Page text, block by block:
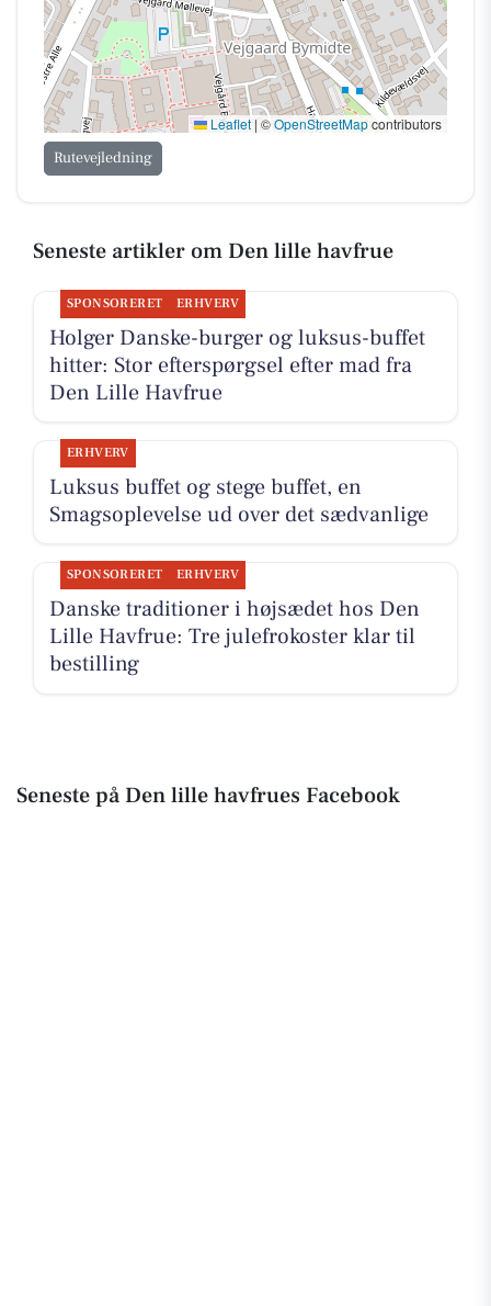
Leaflet | ©OpenStreetMapcontributors
Rutevejledning
Seneste artikler om Den lille havfrue
SPONSORERET ERHVERV
Holger Danske-burger og luksus-buffet
hitter: Stor efterspørgsel efter mad fra
Den Lille Havfrue
ERHVERV
Luksus buffet og stege buffet, en
Smagsoplevelse ud over det sædvanlige
SPONSORERET ERHVERV
Danske traditioner i højsædet hos Den
Lille Havfrue: Tre julefrokoster klar til
bestilling
Seneste på Den lille havfrues Facebook